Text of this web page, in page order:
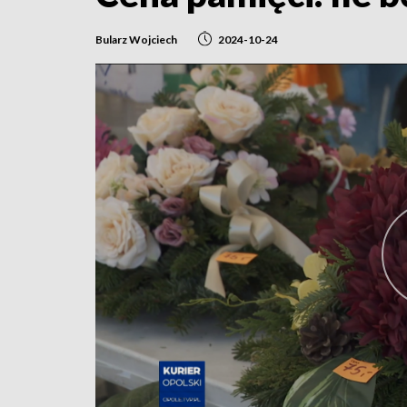
Bularz Wojciech 2024-10-24